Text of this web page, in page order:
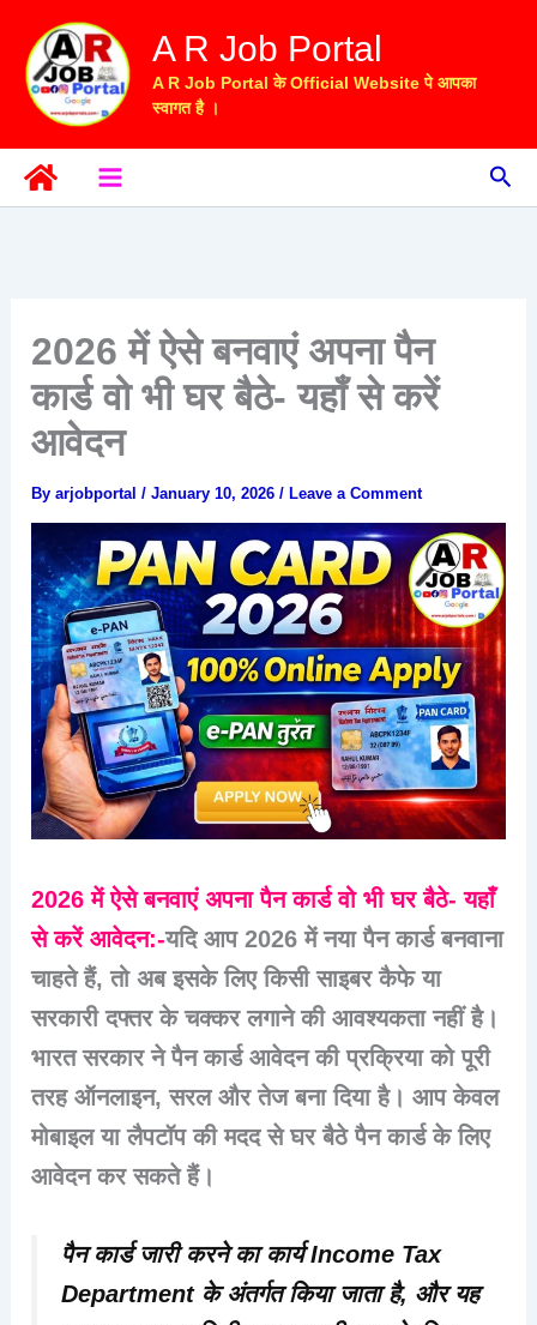
content
A R Job Portal
A R Job Portal के Official Website पे आपका
स्वागत है ।
2026 में ऐसे बनवाएं अपना पैन
कार्ड वो भी घर बैठे- यहाँ से करें
आवेदन
Byarjobportal/January 10, 2026/ Leave a Comment
2026 में ऐसे बनवाएं अपना पैन कार्ड वो भी घर बैठे- यहाँ
से करें आवेदन:-यदि आप2026 में नया पैन कार्ड बनवाना
चाहते हैं, तो अब इसके लिए किसी साइबर कैफे या
सरकारी दफ्तर के चक्कर लगाने की आवश्यकता नहीं है।
भारत सरकार ने पैन कार्ड आवेदन की प्रक्रिया को पूरी
तरहऑनलाइन, सरल और तेजबना दिया है। आप केवल
मोबाइल या लैपटॉप की मदद सेघर बैठे पैन कार्ड के लिए
आवेदनकर सकते हैं।
पैन कार्ड जारी करने का कार्यIncome Tax
Departmentके अंतर्गत किया जाता है, और यह